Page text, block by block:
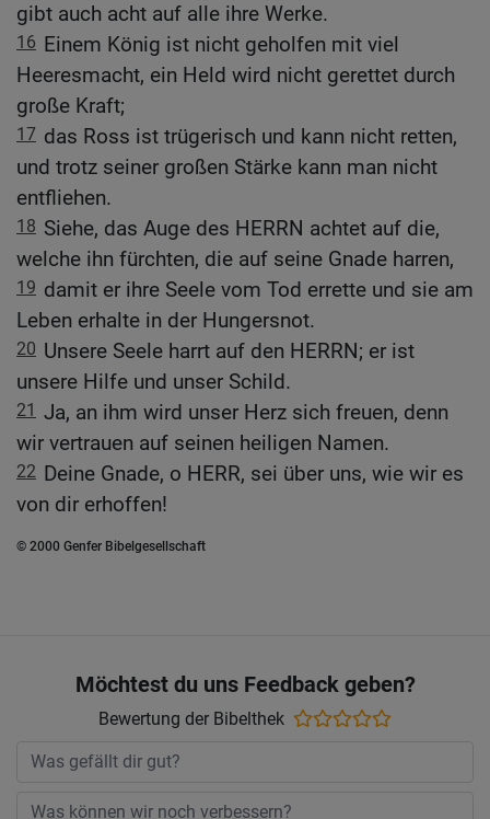
gibt auch acht auf alle ihre Werke.
16 Einem König ist nicht geholfen mit viel
Heeresmacht, ein Held wird nicht gerettet durch
große Kraft;
17 das Ross ist trügerisch und kann nicht retten,
und trotz seiner großen Stärke kann man nicht
entfliehen.
18 Siehe, das Auge des HERRN achtet auf die,
welche ihn fürchten, die auf seine Gnade harren,
19 damit er ihre Seele vom Tod errette und sie am
Leben erhalte in der Hungersnot.
20 Unsere Seele harrt auf den HERRN; er ist
unsere Hilfe und unser Schild.
21 Ja, an ihm wird unser Herz sich freuen, denn
wir vertrauen auf seinen heiligen Namen.
22 Deine Gnade, o HERR, sei über uns, wie wir es
von dir erhoffen!
© 2000 Genfer Bibelgesellschaft
Möchtest du uns Feedback geben?
Bewertung der Bibelthek